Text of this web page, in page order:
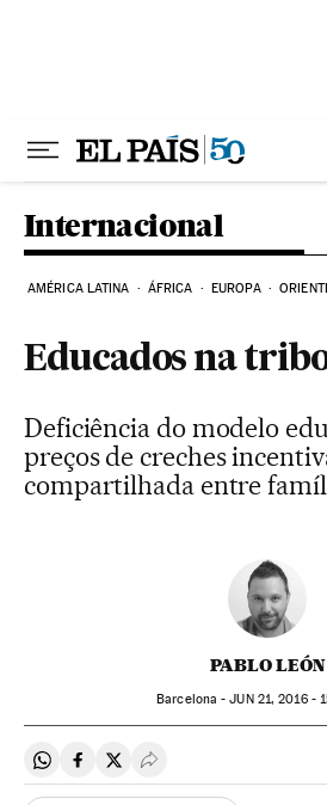
Internacional
AMÉRICA LATINA ÁFRICA EUROPA
Educados na
Deficiência do modelo
preços de creches
compartilhada entre
PABLO LEÓN
Barcelona -JUN21, 2016 -
Compartir en Whatsapp
Compartir en Facebook
Compartir en Twitter
Desplegar Redes